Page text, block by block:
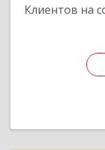
Клиентов на